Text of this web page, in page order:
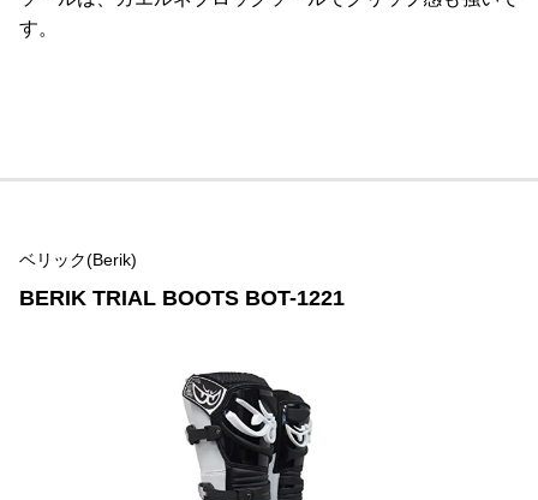
す。
ベリック(Berik)
BERIK TRIAL BOOTS BOT-1221